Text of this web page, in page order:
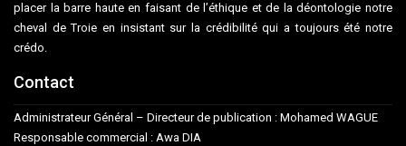
placer la barre haute en faisant de l’éthique et de la déontologie notre
cheval de Troie en insistant sur la crédibilité qui a toujours été notre
crédo.
Contact
Administrateur Général – Directeur de publication : Mohamed WAGUE
Responsable commercial : Awa DIA